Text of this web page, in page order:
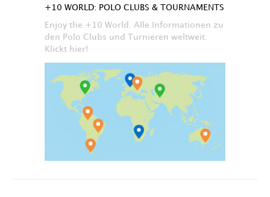
+10 WORLD: POLO CLUBS & TOURNAMENTS
Enjoy the +10 World. Alle Informationen zu
den Polo Clubs und Turnieren weltweit.
Klickt hier!